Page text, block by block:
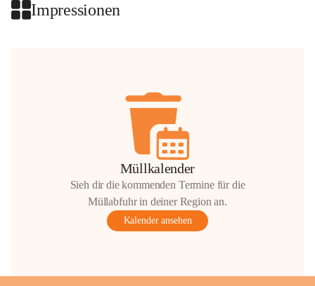
Impressionen
Müllkalender
Sieh dir die kommenden Termine für die
Müllabfuhr in deiner Region an.
Kalender ansehen